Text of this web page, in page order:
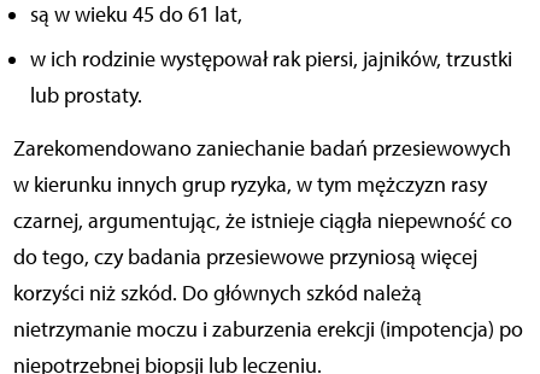
są w wieku 45 do 61 lat,
w ich rodzinie występował rak piersi, jajników, trzustki
lub prostaty.
Zarekomendowano zaniechanie badań przesiewowych
w kierunku innych grup ryzyka, w tym mężczyzn rasy
czarnej, argumentując, że istnieje ciągła niepewność co
do tego, czy badania przesiewowe przyniosą więcej
korzyści niż szkód. Do głównych szkód należą
nietrzymanie moczu i zaburzenia erekcji (impotencja) po
niepotrzebnej biopsji lub leczeniu.